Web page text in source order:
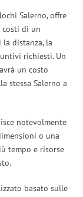
Salerno, offre
costi di un
distanza, la
richiesti. Un
un costo
stessa Salerno a
notevolmente
o una
tempo e risorse
basato sulle